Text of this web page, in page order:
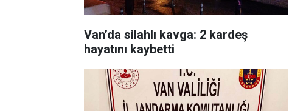
Van’da silahlı kavga: 2 kardeş
hayatını kaybetti